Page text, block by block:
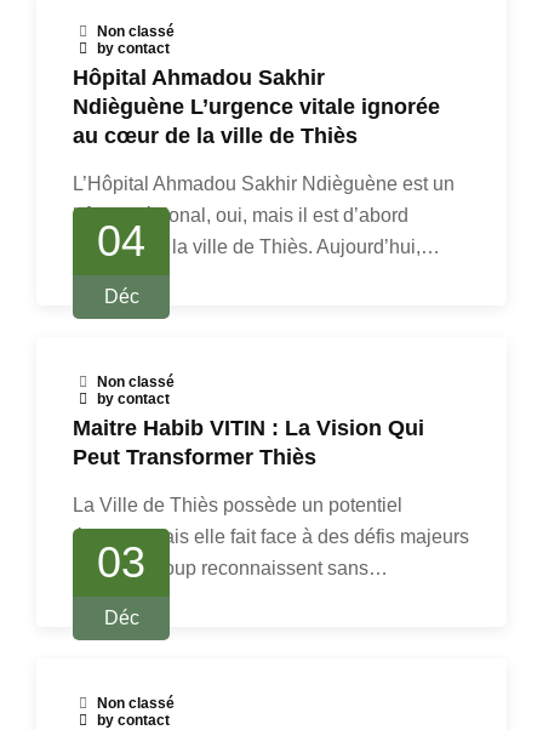
Non classé
by contact
Hôpital Ahmadou Sakhir
Ndièguène L’urgence vitale ignorée
au cœur de la ville de Thiès
L’Hôpital Ahmadou Sakhir Ndièguène est un
hôpital régional, oui, mais il est d’abord
l’hôpital de la ville de Thiès. Aujourd’hui,…
04
Déc
Non classé
by contact
Maitre Habib VITIN : La Vision Qui
Peut Transformer Thiès
La Ville de Thiès possède un potentiel
énorme, mais elle fait face à des défis majeurs
que beaucoup reconnaissent sans…
03
Déc
Non classé
by contact